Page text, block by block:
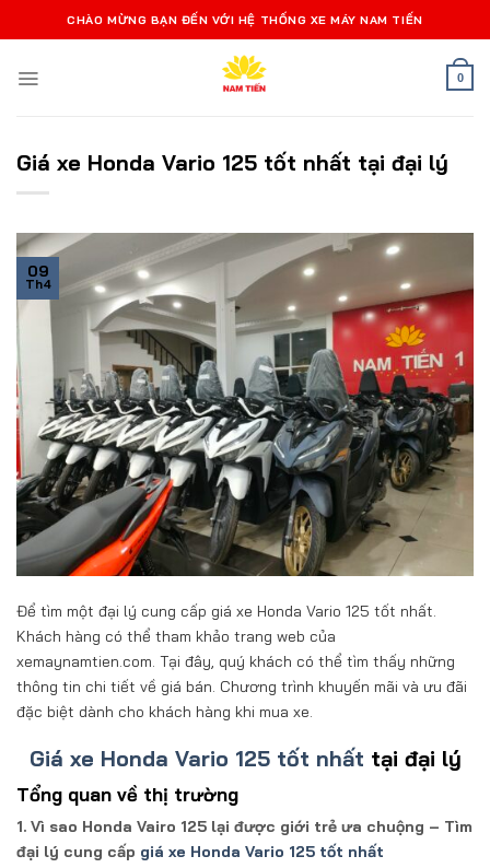
qua
dung
CHÀO MỪNG BẠN ĐẾN VỚI HỆ THỐNG XE MÁY NAM TIẾN
0
Giá xe Honda Vario 125 tốt nhất tại đại lý
09
Th4
Để tìm một đại lý cung cấp giá xe Honda Vario 125 tốt nhất.
Khách hàng có thể tham khảo trang web của
xemaynamtien.com. Tại đây, quý khách có thể tìm thấy những
thông tin chi tiết về giá bán. Chương trình khuyến mãi và ưu đãi
đặc biệt dành cho khách hàng khi mua xe.
Giá xe Honda Vario 125 tốt nhất tại đại lý
Tổng quan về thị trường
1. Vì sao Honda Vairo 125 lại được giới trẻ ưa chuộng – Tìm
đại lý cung cấp giá xe Honda Vario 125 tốt nhất